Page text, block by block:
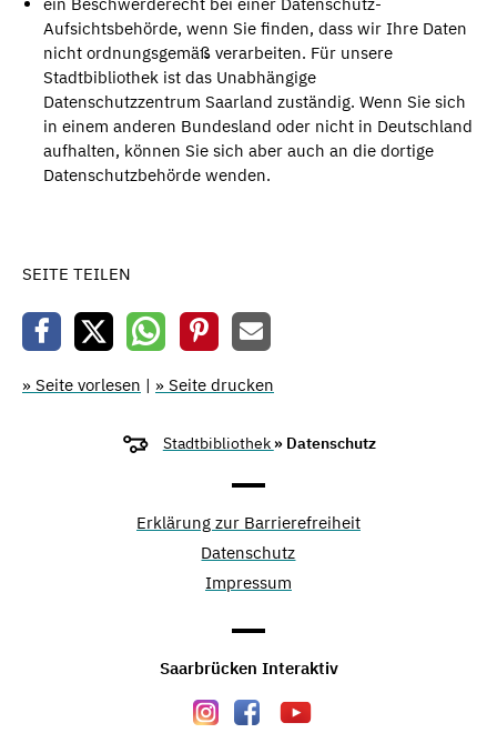
Aufsichtsbehörde, wenn Sie finden, dass wir Ihre Daten
nicht ordnungsgemäß verarbeiten. Für unsere
Stadtbibliothek ist das Unabhängige
Datenschutzzentrum Saarland zuständig. Wenn Sie sich
in einem anderen Bundesland oder nicht in Deutschland
aufhalten, können Sie sich aber auch an die dortige
Datenschutzbehörde wenden.
SEITE TEILEN
» Seite vorlesen | » Seite drucken
Stadtbibliothek » Datenschutz
Erklärung zur Barrierefreiheit
Datenschutz
Impressum
Saarbrücken Interaktiv